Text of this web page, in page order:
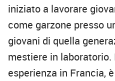
iniziato a lavorare
come garzone presso
giovani di quella
mestiere in laboratorio.
esperienza in Francia,